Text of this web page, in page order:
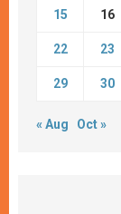
15 16
22 23
29 30
« Aug Oct »